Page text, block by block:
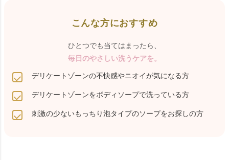
こんな方におすすめ
ひとつでも当てはまったら、
毎日のやさしい洗うケアを。
デリケートゾーンの不快感やニオイが気になる方
デリケートゾーンをボディソープで洗っている方
刺激の少ないもっちり泡タイプのソープをお探しの方